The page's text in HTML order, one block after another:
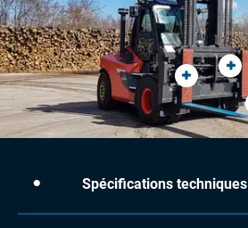
Spécifications techniques